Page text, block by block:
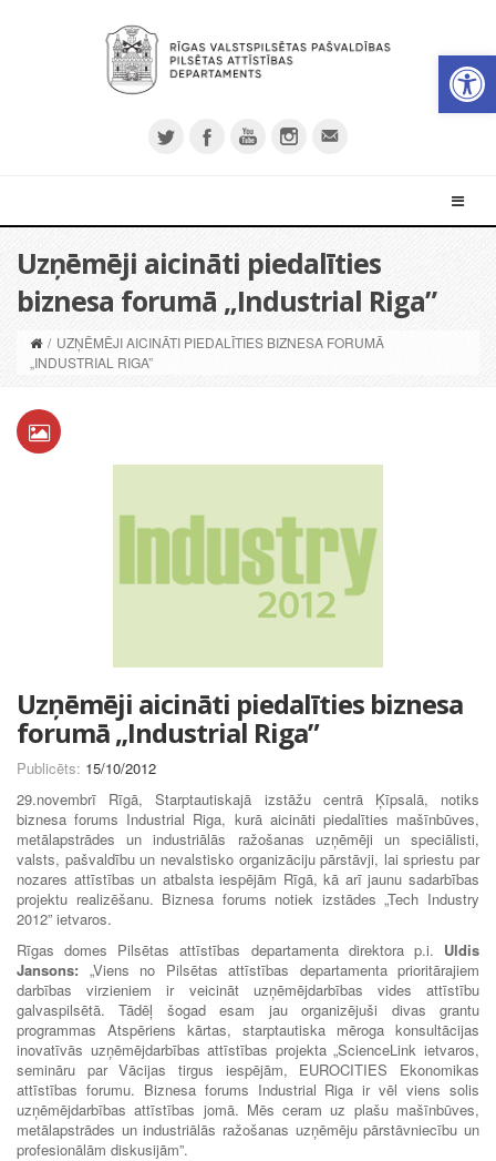
Uzņēmēji aicināti piedalīties
biznesa forumā „Industrial Riga”
/ UZŅĒMĒJI AICINĀTI PIEDALĪTIES BIZNESA FORUMĀ
„INDUSTRIAL RIGA”
Uzņēmēji aicināti piedalīties biznesa
forumā „Industrial Riga”
Publicēts: 15/10/2012
29.novembrī Rīgā, Starptautiskajā izstāžu centrā Ķīpsalā, notiks
biznesa forums Industrial Riga, kurā aicināti piedalīties mašīnbūves,
metālapstrādes un industriālās ražošanas uzņēmēji un speciālisti,
valsts, pašvaldību un nevalstisko organizāciju pārstāvji, lai spriestu par
nozares attīstības un atbalsta iespējām Rīgā, kā arī jaunu sadarbības
projektu realizēšanu. Biznesa forums notiek izstādes „Tech Industry
2012” ietvaros.
Rīgas domes Pilsētas attīstības departamenta direktora p.i. Uldis
Jansons: „Viens no Pilsētas attīstības departamenta prioritārajiem
darbības virzieniem ir veicināt uzņēmējdarbības vides attīstību
galvaspilsētā. Tādēļ šogad esam jau organizējuši divas grantu
programmas Atspēriens kārtas, starptautiska mēroga konsultācijas
inovatīvās uzņēmējdarbības attīstības projekta „ScienceLink ietvaros,
semināru par Vācijas tirgus iespējām, EUROCITIES Ekonomikas
attīstības forumu. Biznesa forums Industrial Riga ir vēl viens solis
uzņēmējdarbības attīstības jomā. Mēs ceram uz plašu mašīnbūves,
metālapstrādes un industriālās ražošanas uzņēmēju pārstāvniecību un
profesionālām diskusijām”.